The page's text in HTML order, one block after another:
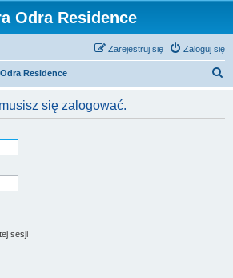
Odra Residence
Zaloguj się
Zarejestruj się
Residence
się zalogować.
sesji